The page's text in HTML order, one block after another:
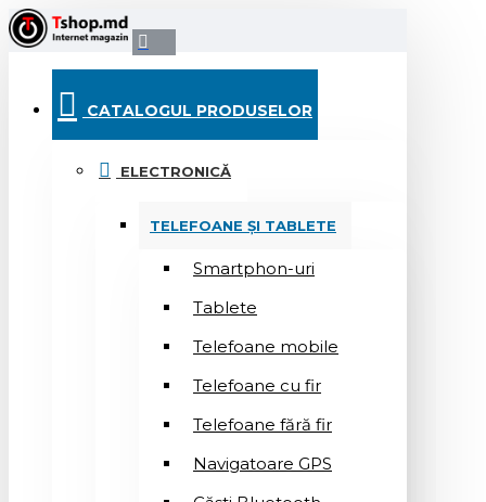
CATALOGUL PRODUSELOR
ELECTRONICĂ
TELEFOANE ȘI TABLETE
Smartphon-uri
Tablete
Telefoane mobile
Telefoane cu fir
Telefoane fără fir
Navigatoare GPS